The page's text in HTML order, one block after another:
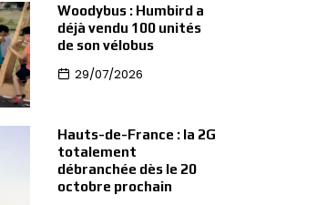
Woodybus : Humbird a
déjà vendu 100 unités
de son vélobus
29/07/2026
Hauts-de-France : la 2G
totalement
débranchée dès le 20
octobre prochain